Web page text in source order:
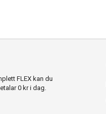
FLEX kan du
0 kr i dag.